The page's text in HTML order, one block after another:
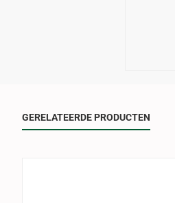
GERELATEERDE PRODUCTEN